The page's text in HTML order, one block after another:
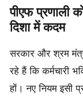
पीएफ प्रणाली
दिशा में कदम
सरकार और श्रम
रहे हैं कि कर्मचारी
हों। नए नियम इसी